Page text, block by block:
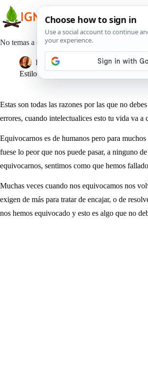
contenido
No temas a equivocarte
Pedro Lisperguer
27 marzo, 2019
Estilo de Vida
Estas son todas las razones por las que no
errores, cuando intelectualices esto tu vida va a
Equivocarnos es de humanos pero para
fuese lo peor que nos puede pasar, a ninguno
equivocarnos, sentimos como que hemos
Muchas veces cuando nos equivocamos nos
exigen de más para tratar de encajar, o de
nos hemos equivocado y esto es algo que no